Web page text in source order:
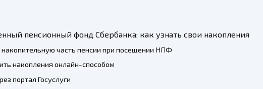
пенсионный фонд Сбербанка: как узнать свои накопления
часть пенсии при посещении НПФ
накопления онлайн-способом
портал Госуслуги